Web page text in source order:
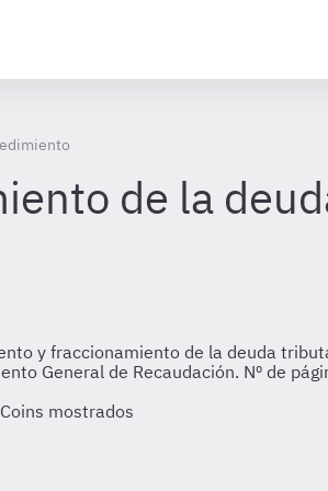
de la
y fraccionamiento de la deuda
General de Recaudación. Nº de
mostrados